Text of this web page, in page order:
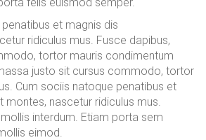
et magnis dis
ridiculus mus. Fusce dapibus,
tortor mauris condimentum
justo sit cursus commodo, tortor
Cum sociis natoque penatibus et
montes, nascetur ridiculus mus.
interdum. Etiam porta sem
eimod.